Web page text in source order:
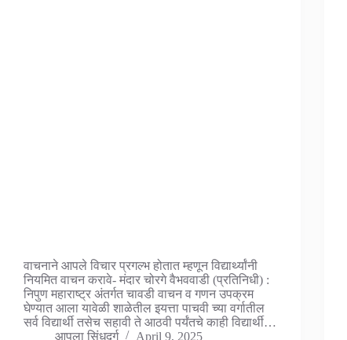
वाचनाने आपले विचार प्रगल्भ होतात म्हणून विद्यार्थ्यांनी
नियमित वाचन करावे- मंदार चोरगे वैभववाडी (प्रतिनिधी) :
निपुण महाराष्ट्र अंतर्गत चावडी वाचन व गणन उपक्रम
घेण्यात आला यावेळी शाळेतील इयत्ता पाचवी च्या वर्गातील
सर्व विद्यार्थी तसेच सहावी ते आठवी पर्यंतचे काही विद्यार्थी…
आपला सिंधुदुर्ग
April 9, 2025